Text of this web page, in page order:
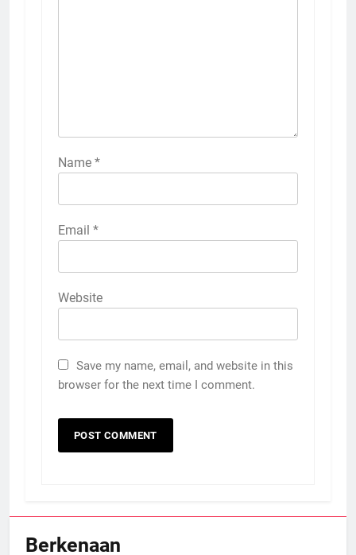
Name *
Email *
Website
Save my name, email, and website in this
browser for the next time I comment.
Berkenaan